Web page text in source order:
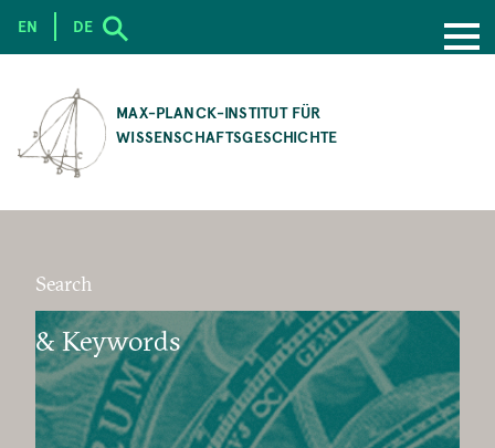
CONTENT
MAX-PLANCK-INSTITUT FÜR
WISSENSCHAFTSGESCHICHTE
EN DE
Search
& Keywords